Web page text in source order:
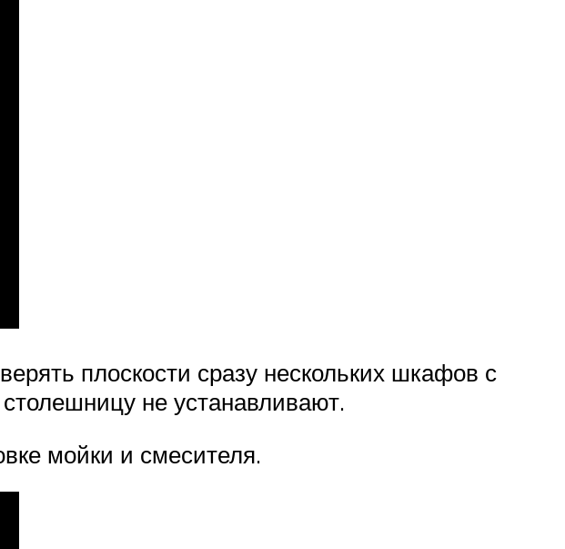
плоскости сразу нескольких шкафов с
не устанавливают.
мойки и смесителя.